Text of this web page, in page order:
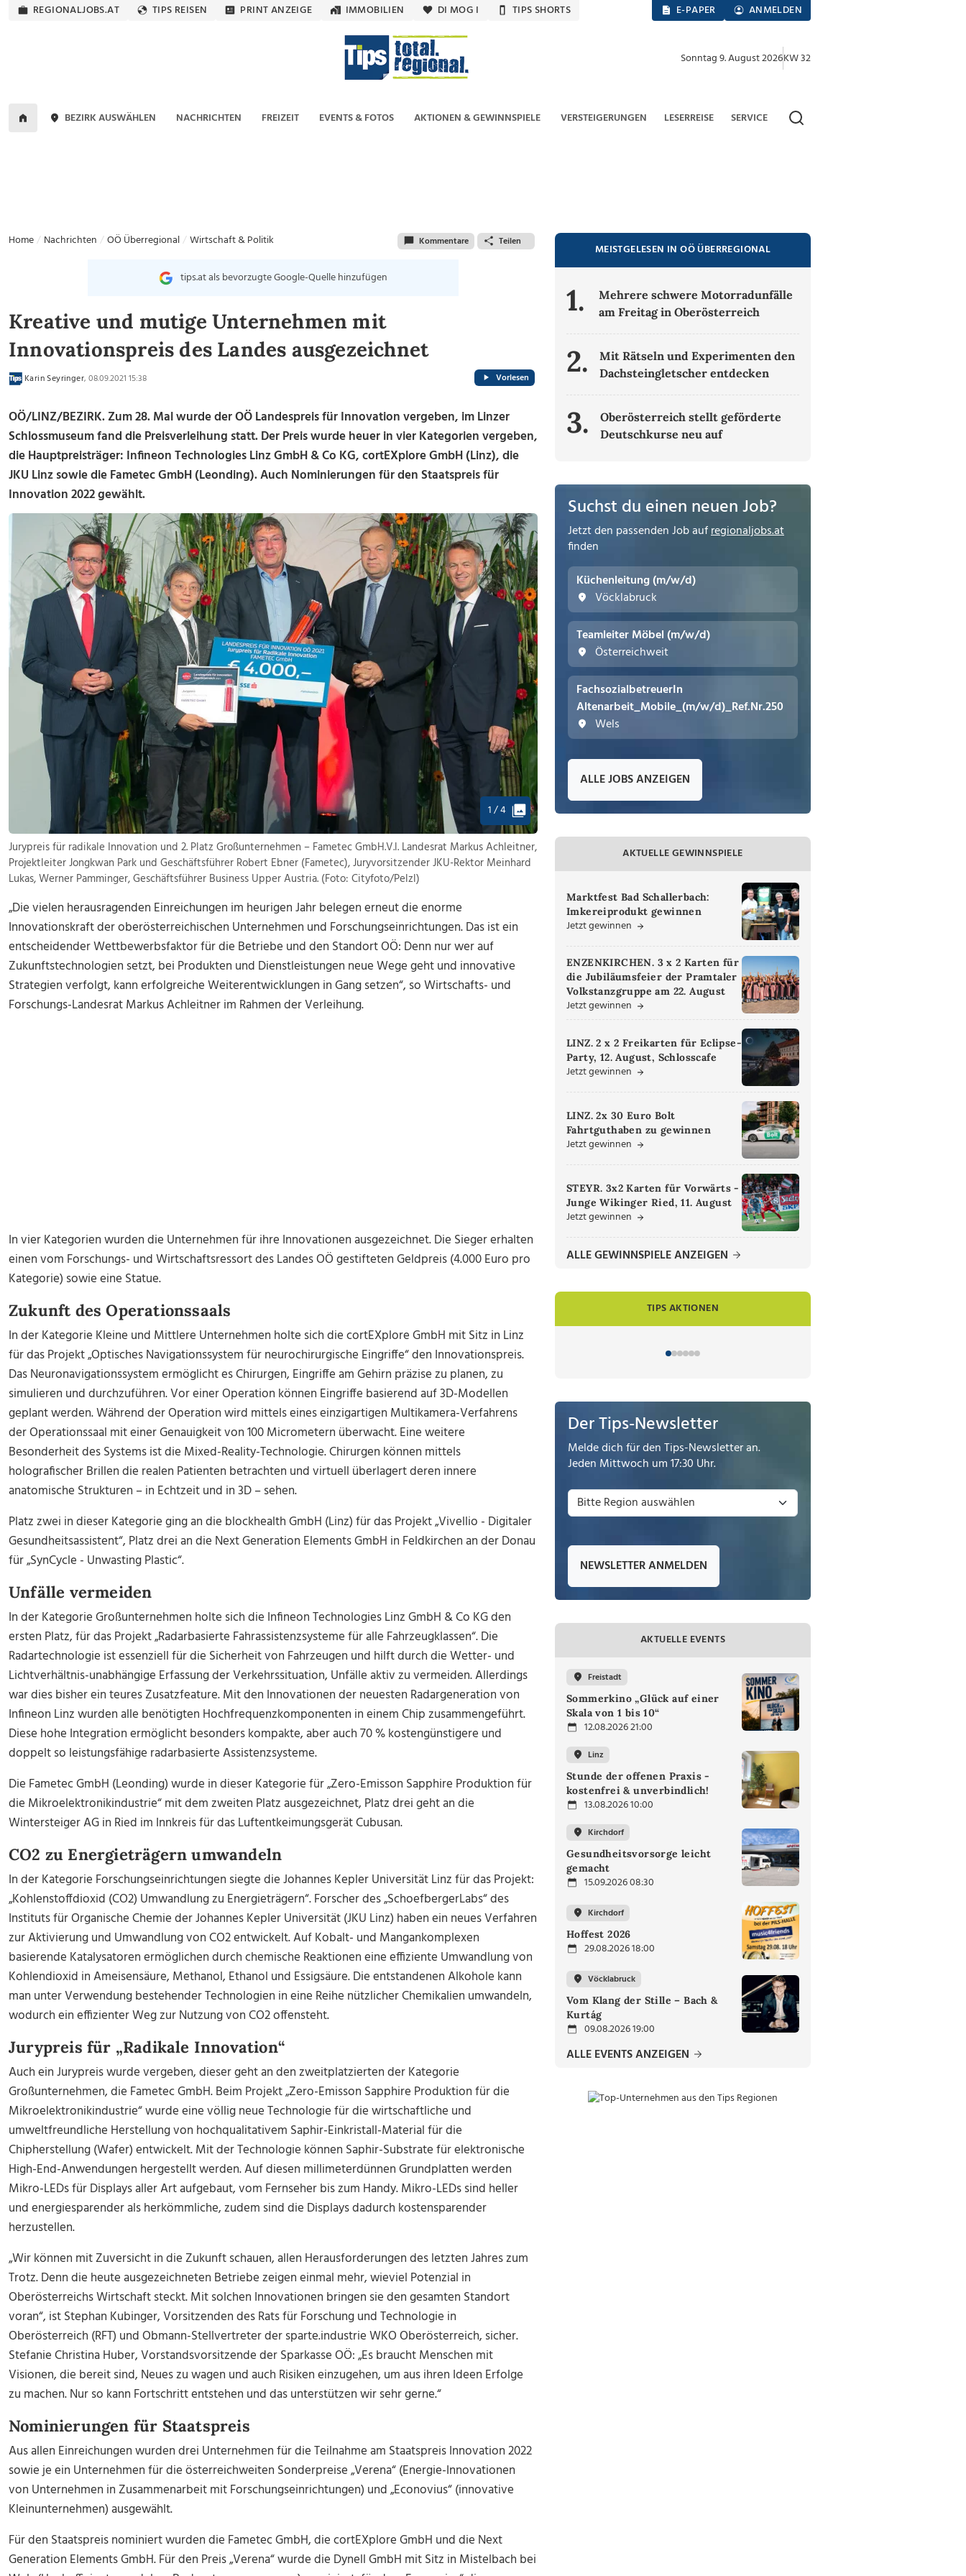
REGIONALJOBS.AT TIPS REISEN PRINT ANZEIGE IMMOBILIEN DI MOG I TIPS SHORTS E-PAPER ANMELDEN
Sonntag 9. August 2026KW 32
BEZIRK AUSWÄHLEN NACHRICHTEN FREIZEIT EVENTS & FOTOS AKTIONEN & GEWINNSPIELE VERSTEIGERUNGEN LESERREISE SERVICE
Home Nachrichten OÖ Überregional Wirtschaft & Politik Kommentare Teilen
tips.at als bevorzugte Google-Quelle hinzufügen
Kreative und mutige Unternehmen mit
Innovationspreis des Landes ausgezeichnet
Karin Seyringer, 08.09.2021 15:38 Vorlesen
OÖ/LINZ/BEZIRK. Zum 28. Mal wurde der OÖ Landespreis für Innovation vergeben, im Linzer
Schlossmuseum fand die Preisverleihung statt. Der Preis wurde heuer in vier Kategorien vergeben,
die Hauptpreisträger: Infineon Technologies Linz GmbH & Co KG, cortEXplore GmbH (Linz), die
JKU Linz sowie die Fametec GmbH (Leonding). Auch Nominierungen für den Staatspreis für
Innovation 2022 gewählt.
1 / 4
Jurypreis für radikale Innovation und 2. Platz Großunternehmen – Fametec GmbH.V.l. Landesrat Markus Achleitner,
Projektleiter Jongkwan Park und Geschäftsführer Robert Ebner (Fametec), Juryvorsitzender JKU-Rektor Meinhard
Lukas, Werner Pamminger, Geschäftsführer Business Upper Austria. (Foto: Cityfoto/Pelzl)
„Die vielen herausragenden Einreichungen im heurigen Jahr belegen erneut die enorme
Innovationskraft der oberösterreichischen Unternehmen und Forschungseinrichtungen. Das ist ein
entscheidender Wettbewerbsfaktor für die Betriebe und den Standort OÖ: Denn nur wer auf
Zukunftstechnologien setzt, bei Produkten und Dienstleistungen neue Wege geht und innovative
Strategien verfolgt, kann erfolgreiche Weiterentwicklungen in Gang setzen“, so Wirtschafts- und
Forschungs-Landesrat Markus Achleitner im Rahmen der Verleihung.
In vier Kategorien wurden die Unternehmen für ihre Innovationen ausgezeichnet. Die Sieger erhalten
einen vom Forschungs- und Wirtschaftsressort des Landes OÖ gestifteten Geldpreis (4.000 Euro pro
Kategorie) sowie eine Statue.
Zukunft des Operationssaals
In der Kategorie Kleine und Mittlere Unternehmen holte sich die cortEXplore GmbH mit Sitz in Linz
für das Projekt „Optisches Navigationssystem für neurochirurgische Eingriffe“ den Innovationspreis.
Das Neuronavigationssystem ermöglicht es Chirurgen, Eingriffe am Gehirn präzise zu planen, zu
simulieren und durchzuführen. Vor einer Operation können Eingriffe basierend auf 3D-Modellen
geplant werden. Während der Operation wird mittels eines einzigartigen Multikamera-Verfahrens
der Operationssaal mit einer Genauigkeit von 100 Micrometern überwacht. Eine weitere
Besonderheit des Systems ist die Mixed-Reality-Technologie. Chirurgen können mittels
holografischer Brillen die realen Patienten betrachten und virtuell überlagert deren innere
anatomische Strukturen – in Echtzeit und in 3D – sehen.
Platz zwei in dieser Kategorie ging an die blockhealth GmbH (Linz) für das Projekt „Vivellio - Digitaler
Gesundheitsassistent“, Platz drei an die Next Generation Elements GmbH in Feldkirchen an der Donau
für „SynCycle - Unwasting Plastic“.
Unfälle vermeiden
In der Kategorie Großunternehmen holte sich die Infineon Technologies Linz GmbH & Co KG den
ersten Platz, für das Projekt „Radarbasierte Fahrassistenzsysteme für alle Fahrzeugklassen“. Die
Radartechnologie ist essenziell für die Sicherheit von Fahrzeugen und hilft durch die Wetter- und
Lichtverhältnis-unabhängige Erfassung der Verkehrssituation, Unfälle aktiv zu vermeiden. Allerdings
war dies bisher ein teures Zusatzfeature. Mit den Innovationen der neuesten Radargeneration von
Infineon Linz wurden alle benötigten Hochfrequenzkomponenten in einem Chip zusammengeführt.
Diese hohe Integration ermöglicht besonders kompakte, aber auch 70 % kostengünstigere und
doppelt so leistungsfähige radarbasierte Assistenzsysteme.
Die Fametec GmbH (Leonding) wurde in dieser Kategorie für „Zero-Emisson Sapphire Produktion für
die Mikroelektronikindustrie“ mit dem zweiten Platz ausgezeichnet, Platz drei geht an die
Wintersteiger AG in Ried im Innkreis für das Luftentkeimungsgerät Cubusan.
CO2 zu Energieträgern umwandeln
In der Kategorie Forschungseinrichtungen siegte die Johannes Kepler Universität Linz für das Projekt:
„Kohlenstoffdioxid (CO2) Umwandlung zu Energieträgern“. Forscher des „SchoefbergerLabs“ des
Instituts für Organische Chemie der Johannes Kepler Universität (JKU Linz) haben ein neues Verfahren
zur Aktivierung und Umwandlung von CO2 entwickelt. Auf Kobalt- und Mangankomplexen
basierende Katalysatoren ermöglichen durch chemische Reaktionen eine effiziente Umwandlung von
Kohlendioxid in Ameisensäure, Methanol, Ethanol und Essigsäure. Die entstandenen Alkohole kann
man unter Verwendung bestehender Technologien in eine Reihe nützlicher Chemikalien umwandeln,
wodurch ein effizienter Weg zur Nutzung von CO2 offensteht.
Jurypreis für „Radikale Innovation“
Auch ein Jurypreis wurde vergeben, dieser geht an den zweitplatzierten der Kategorie
Großunternehmen, die Fametec GmbH. Beim Projekt „Zero-Emisson Sapphire Produktion für die
Mikroelektronikindustrie“ wurde eine völlig neue Technologie für die wirtschaftliche und
umweltfreundliche Herstellung von hochqualitativem Saphir-Einkristall-Material für die
Chipherstellung (Wafer) entwickelt. Mit der Technologie können Saphir-Substrate für elektronische
High-End-Anwendungen hergestellt werden. Auf diesen millimeterdünnen Grundplatten werden
Mikro-LEDs für Displays aller Art aufgebaut, vom Fernseher bis zum Handy. Mikro-LEDs sind heller
und energiesparender als herkömmliche, zudem sind die Displays dadurch kostensparender
herzustellen.
„Wir können mit Zuversicht in die Zukunft schauen, allen Herausforderungen des letzten Jahres zum
Trotz. Denn die heute ausgezeichneten Betriebe zeigen einmal mehr, wieviel Potenzial in
Oberösterreichs Wirtschaft steckt. Mit solchen Innovationen bringen sie den gesamten Standort
voran“, ist Stephan Kubinger, Vorsitzenden des Rats für Forschung und Technologie in
Oberösterreich (RFT) und Obmann-Stellvertreter der sparte.industrie WKO Oberösterreich, sicher.
Stefanie Christina Huber, Vorstandsvorsitzende der Sparkasse OÖ: „Es braucht Menschen mit
Visionen, die bereit sind, Neues zu wagen und auch Risiken einzugehen, um aus ihren Ideen Erfolge
zu machen. Nur so kann Fortschritt entstehen und das unterstützen wir sehr gerne.“
Nominierungen für Staatspreis
Aus allen Einreichungen wurden drei Unternehmen für die Teilnahme am Staatspreis Innovation 2022
sowie je ein Unternehmen für die österreichweiten Sonderpreise „Verena“ (Energie-Innovationen
von Unternehmen in Zusammenarbeit mit Forschungseinrichtungen) und „Econovius“ (innovative
Kleinunternehmen) ausgewählt.
Für den Staatspreis nominiert wurden die Fametec GmbH, die cortEXplore GmbH und die Next
Generation Elements GmbH. Für den Preis „Verena“ wurde die Dynell GmbH mit Sitz in Mistelbach bei
MEISTGELESEN IN OÖ ÜBERREGIONAL
1.
Mehrere schwere Motorradunfälle
am Freitag in Oberösterreich
2.
Mit Rätseln und Experimenten den
Dachsteingletscher entdecken
3.
Oberösterreich stellt geförderte
Deutschkurse neu auf
Suchst du einen neuen Job?
Jetzt den passenden Job aufregionaljobs.at
finden
Küchenleitung (m/w/d)
Vöcklabruck
Teamleiter Möbel (m/w/d)
Österreichweit
FachsozialbetreuerIn
Altenarbeit_Mobile_(m/w/d)_Ref.Nr.250
Wels
ALLE JOBS ANZEIGEN
AKTUELLE GEWINNSPIELE
Marktfest Bad Schallerbach:
Imkereiprodukt gewinnen
Jetzt gewinnen
ENZENKIRCHEN. 3 x 2 Karten für
die Jubiläumsfeier der Pramtaler
Volkstanzgruppe am 22. August
Jetzt gewinnen
LINZ. 2 x 2 Freikarten für Eclipse-
Party, 12. August, Schlosscafe
Jetzt gewinnen
LINZ. 2x 30 Euro Bolt
Fahrtguthaben zu gewinnen
Jetzt gewinnen
STEYR. 3x2 Karten für Vorwärts -
Junge Wikinger Ried, 11. August
Jetzt gewinnen
ALLE GEWINNSPIELE ANZEIGEN
TIPS AKTIONEN
Der Tips-Newsletter
Melde dich für den Tips-Newsletter an.
Jeden Mittwoch um 17:30 Uhr.
NEWSLETTER ANMELDEN
AKTUELLE EVENTS
Freistadt
Sommerkino „Glück auf einer
Skala von 1 bis 10“
12.08.2026 21:00
Linz
Stunde der offenen Praxis -
kostenfrei & unverbindlich!
13.08.2026 10:00
Kirchdorf
Gesundheitsvorsorge leicht
gemacht
15.09.2026 08:30
Kirchdorf
Hoffest 2026
29.08.2026 18:00
Vöcklabruck
Vom Klang der Stille – Bach &
Kurtág
09.08.2026 19:00
ALLE EVENTS ANZEIGEN